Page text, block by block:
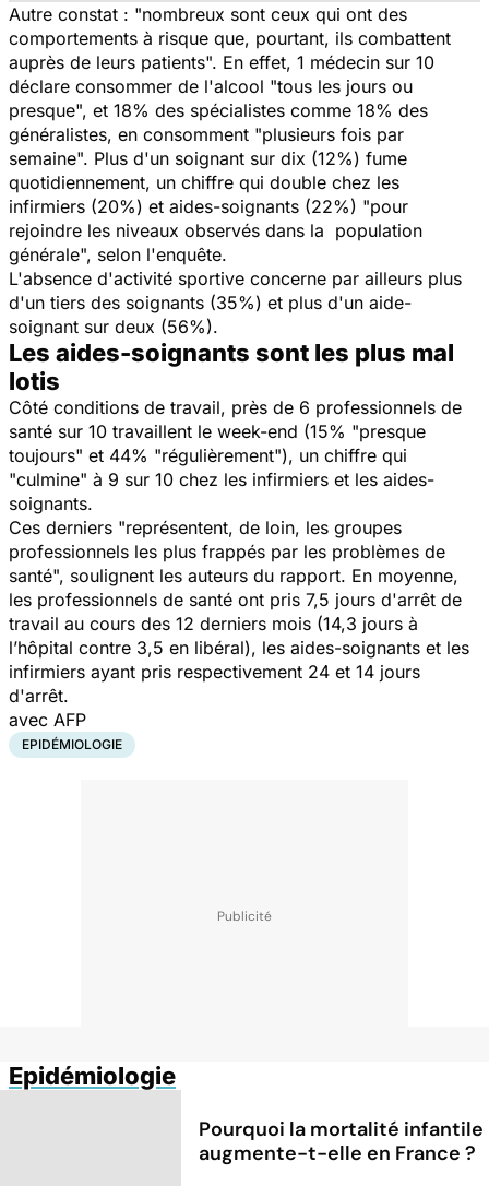
Autre constat : "nombreux sont ceux qui ont des
comportements à risque que, pourtant, ils combattent
auprès de leurs patients". En effet, 1 médecin sur 10
déclare consommer de l'alcool "tous les jours ou
presque", et 18% des spécialistes comme 18% des
généralistes, en consomment "plusieurs fois par
semaine". Plus d'un soignant sur dix (12%) fume
quotidiennement, un chiffre qui double chez les
infirmiers (20%) et aides-soignants (22%) "pour
rejoindre les niveaux observés dans la population
générale", selon l'enquête.
L'absence d'activité sportive concerne par ailleurs plus
d'un tiers des soignants (35%) et plus d'un aide-
soignant sur deux (56%).
Les aides-soignants sont les plus mal
lotis
Côté conditions de travail, près de 6 professionnels de
santé sur 10 travaillent le week-end (15% "presque
toujours" et 44% "régulièrement"), un chiffre qui
"culmine" à 9 sur 10 chez les infirmiers et les aides-
soignants.
Ces derniers "représentent, de loin, les groupes
professionnels les plus frappés par les problèmes de
santé", soulignent les auteurs du rapport. En moyenne,
les professionnels de santé ont pris 7,5 jours d'arrêt de
travail au cours des 12 derniers mois (14,3 jours à
l’hôpital contre 3,5 en libéral), les aides-soignants et les
infirmiers ayant pris respectivement 24 et 14 jours
d'arrêt.
avec AFP
EPIDÉMIOLOGIE
Epidémiologie
Pourquoi la mortalité infantile
augmente-t-elle en France ?